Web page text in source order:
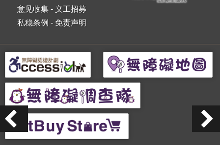
意见收集 - 义工招募
私稳条例 - 免责声明